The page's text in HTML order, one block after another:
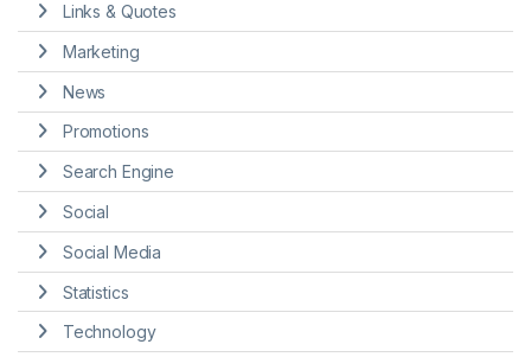
Links & Quotes
Marketing
News
Promotions
Search Engine
Social
Social Media
Statistics
Technology